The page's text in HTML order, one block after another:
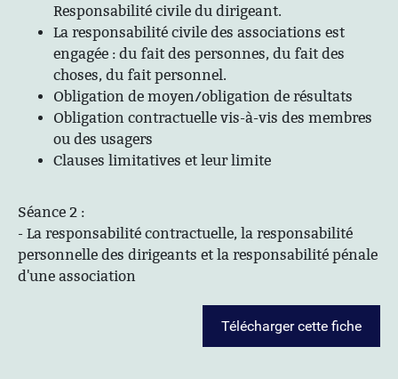
Responsabilité civile du dirigeant.
La responsabilité civile des associations est
engagée : du fait des personnes, du fait des
choses, du fait personnel.
Obligation de moyen/obligation de résultats
Obligation contractuelle vis-à-vis des membres
ou des usagers
Clauses limitatives et leur limite
Séance 2 :
- La responsabilité contractuelle, la responsabilité
personnelle des dirigeants et la responsabilité pénale
d'une association
Télécharger cette fiche